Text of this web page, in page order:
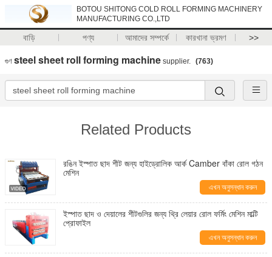
BOTOU SHITONG COLD ROLL FORMING MACHINERY
MANUFACTURING CO.,LTD
বাড়ি পণ্য আমাদের সম্পর্কে কারখানা ভ্রমণ >>
গুণ steel sheet roll forming machine supplier. (763)
Related Products
রঙিন ইস্পাত ছাদ শীট জন্য হাইড্রোলিক আর্ক Camber বাঁকা রোল গঠন
মেশিন
এখন অনুসন্ধান করুন
ইস্পাত ছাদ ও দেয়ালের শীটগুলির জন্য থ্রি লেয়ার রোল ফর্মিং মেশিন মাল্টি
প্রোফাইল
এখন অনুসন্ধান করুন